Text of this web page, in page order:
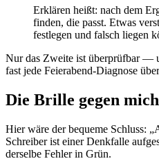
Erklären heißt: nach dem
finden, die passt. Etwas
festlegen und falsch liegen
Nur das Zweite ist überprüfbar —
fast jede Feierabend-Diagnose
Die Brille gegen
Hier wäre der bequeme Schluss:
Schreiber ist einer Denkfalle
derselbe Fehler in Grün.